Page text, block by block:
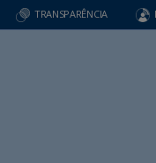
TRANSPARÊNCIA